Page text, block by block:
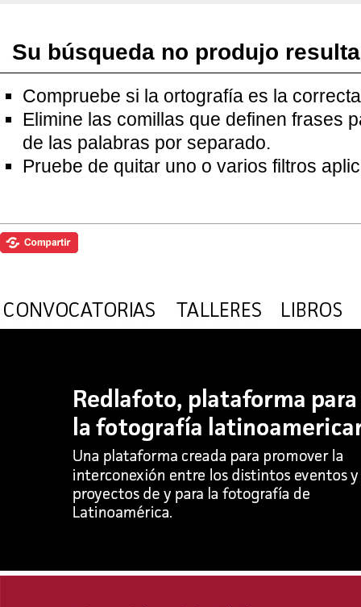
Su búsqueda no produjo
Compruebe si la ortografía es la
Elimine las comillas que definen frases
de las palabras por separado.
Pruebe de quitar uno o varios filtros